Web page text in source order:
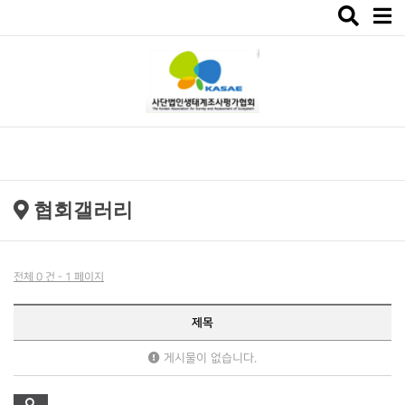
Toggle
협회갤러리
전체 0 건 - 1 페이지
제목
게시물이 없습니다.